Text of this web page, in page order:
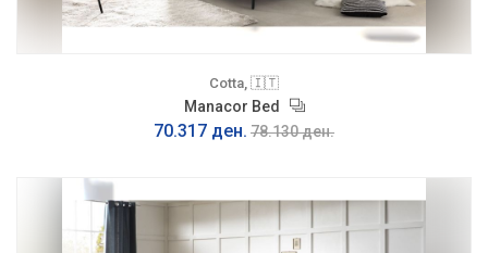
Cotta, 🇮🇹
Manacor Bed
70.317 ден. 78.130 ден.